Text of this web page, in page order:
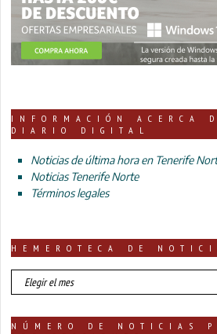
INFORMACIÓN ACERCA
DIARIO DIGITAL
Noticias de última hora en Tenerife
Noticias Tenerife Norte
Términos legales
HEMEROTECA DE
HEMEROTECA
DE
NÚMERO DE NOTICIAS